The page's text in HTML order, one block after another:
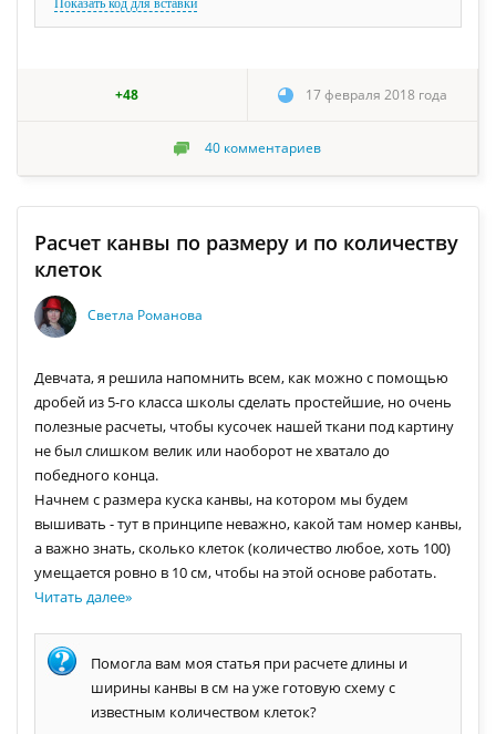
Показать код для вставки
+48 17 февраля 2018 года
40 комментариев
Расчет канвы по размеру и по количеству
клеток
Светла Романова
Девчата, я решила напомнить всем, как можно с помощью
дробей из 5-го класса школы сделать простейшие, но очень
полезные расчеты, чтобы кусочек нашей ткани под картину
не был слишком велик или наоборот не хватало до
победного конца.
Начнем с размера куска канвы, на котором мы будем
вышивать - тут в принципе неважно, какой там номер канвы,
а важно знать, сколько клеток (количество любое, хоть 100)
умещается ровно в 10 см, чтобы на этой основе работать.
Читать далее»
Помогла вам моя статья при расчете длины и
ширины канвы в см на уже готовую схему с
известным количеством клеток?